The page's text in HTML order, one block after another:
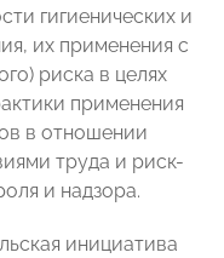
гигиенических и
их применения с
риска в целях
применения
в отношении
труда и риск-
и надзора.
инициатива